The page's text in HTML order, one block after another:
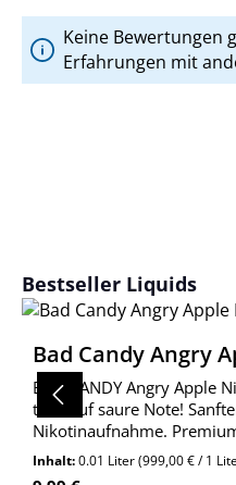
Keine Bewertungen
Erfahrungen mit
Produktgalerie
Bestseller Liquids
Bad Candy Angry
BAD CANDY Angry Apple
trifft auf saure Note!
Nikotinaufnahme.
Jetzt entdecken!
Inhalt:0.01 Liter(999,00 € / 1